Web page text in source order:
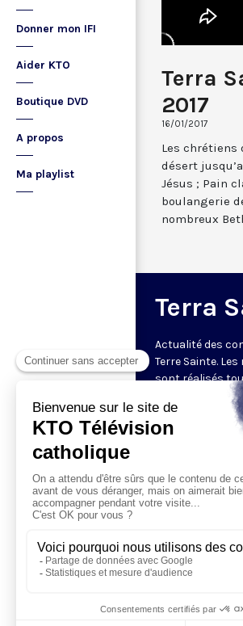
Donner mon IFI
Aider KTO
Boutique DVD
A propos
Ma playlist
Terra
2017
16/01/2017
Les chrétiens
désert
Jésus ; Pain
boulangerie
nombreux
Terra
Actualité des
Terre Sainte.
sont réalisés
le Centre des
Franciscaine de
avec le